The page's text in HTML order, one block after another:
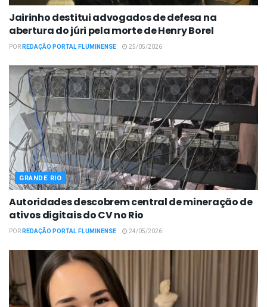
Jairinho destitui advogados de defesa na
abertura do júri pela morte de Henry Borel
PORREDAÇÃO PORTAL FLUMINENSE 25/05/2026
GRANDE RIO
Autoridades descobrem central de mineração de
ativos digitais do CV no Rio
PORREDAÇÃO PORTAL FLUMINENSE 24/05/2026